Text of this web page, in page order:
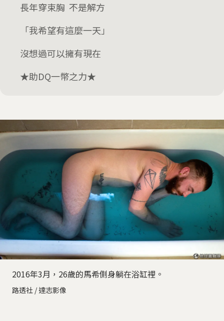
長年穿束胸 不是解方
「我希望有這麼一天」
沒想過可以擁有現在
★助DQ一幣之力★
2016年3月，26歲的馬希側身躺在浴缸裡。
路透社 / 達志影像